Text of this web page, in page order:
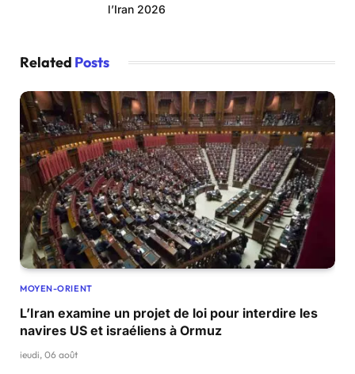
l’Iran 2026
Related Posts
MOYEN-ORIENT
L’Iran examine un projet de loi pour interdire les
navires US et israéliens à Ormuz
jeudi, 06 août